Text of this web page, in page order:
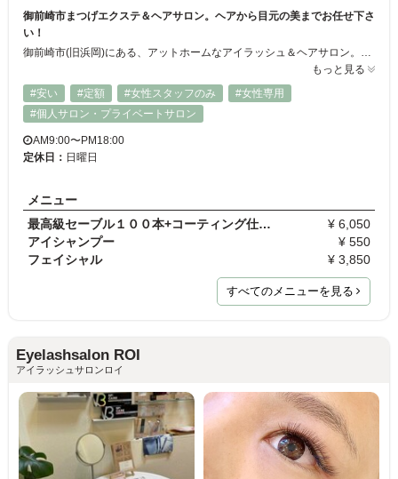
御前崎市まつげエクステ＆ヘアサロン。ヘアから目元の美までお任せ下さ
い！
御前崎市(旧浜岡)にある、アットホームなアイラッシュ＆ヘアサロン。まつげエクステの、カール、細さ、長さ、カラー、豊富な品揃えでお客様1人1人に合ったデザインをカウンセリングを通して施術しています。持ちの長さでも、お客様にご好評頂いております。 リクライニングソファーに包まれながらリラックスして施術を受けられるので腰痛ある方や妊婦さんにもご利用頂けます。
もっと見る
#安い
#定額 #女性スタッフのみ
#女性専用
#個人サロン・プライベートサロン
AM9:00〜PM18:00
定休日： 日曜日
メニュー
最高級セーブル１００本+コーティング仕上げ
¥ 6,050
アイシャンプー
¥ 550
フェイシャル
¥ 3,850
すべてのメニューを見る
Eyelashsalon ROI
アイラッシュサロンロイ